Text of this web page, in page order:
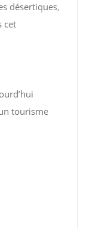
désertiques,
cet
tourisme